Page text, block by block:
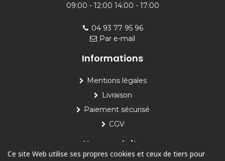
09:00 - 12:00 14:00 - 17:00
04 93 77 95 96
Par e-mail
Informations
Mentions légales
Livraison
Paiement sécurisé
CGV
Nos produits
Ce site Web utilise ses propres cookies et ceux de tiers pour